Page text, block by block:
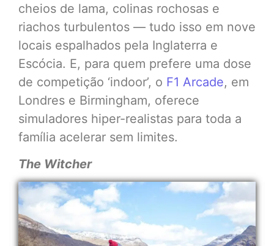
cheios de lama, colinas rochosas e
riachos turbulentos — tudo isso em nove
locais espalhados pela Inglaterra e
Escócia. E, para quem prefere uma dose
de competição ‘indoor’, o F1 Arcade, em
Londres e Birmingham, oferece
simuladores hiper-realistas para toda a
família acelerar sem limites.
The Witcher